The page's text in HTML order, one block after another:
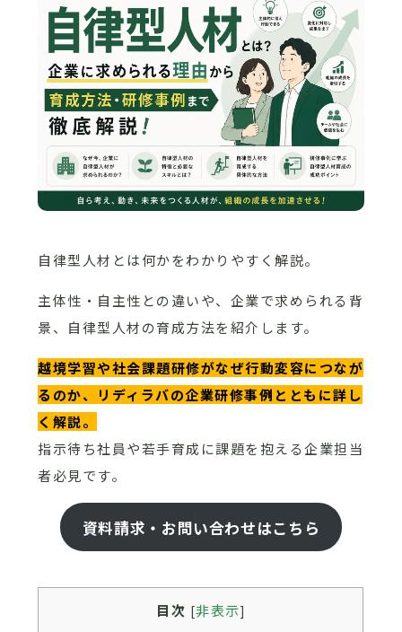
自律型人材とは何かをわかりやすく解説。
主体性・自主性との違いや、企業で求められる背
景、自律型人材の育成方法を紹介します。
越境学習や社会課題研修がなぜ行動変容につなが
るのか、リディラバの企業研修事例とともに詳し
く解説。
指示待ち社員や若手育成に課題を抱える企業担当
者必見です。
資料請求・お問い合わせはこちら
目次 [非表示]